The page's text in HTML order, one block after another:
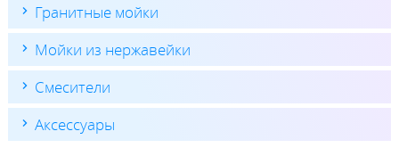
Гранитные мойки
Мойки из нержавейки
Смесители
Аксессуары